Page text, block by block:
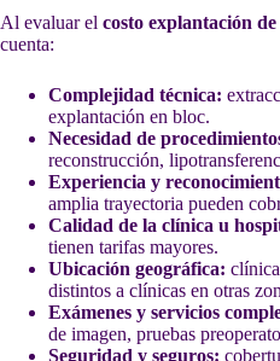
Al evaluar el costo explantación
cuenta:
Complejidad técnica:
explantación en bloc.
Necesidad de
reconstrucción,
Experiencia y
amplia trayectoria pueden
Calidad de la clínica u
tienen tarifas mayores.
Ubicación geográfica:
distintos a clínicas en otras
Exámenes y servicios
de imagen, pruebas
Seguridad y seguros: